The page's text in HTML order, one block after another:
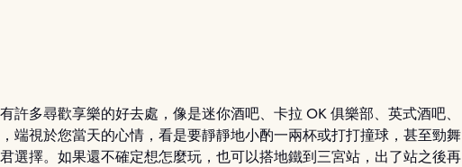
許多尋歡享樂的好去處，像是迷你酒吧、卡拉 OK 俱樂部、英式酒吧、
端視於您當天的心情，看是要靜靜地小酌一兩杯或打打撞球，甚至勁舞
選擇。如果還不確定想怎麼玩，也可以搭地鐵到三宮站，出了站之後再